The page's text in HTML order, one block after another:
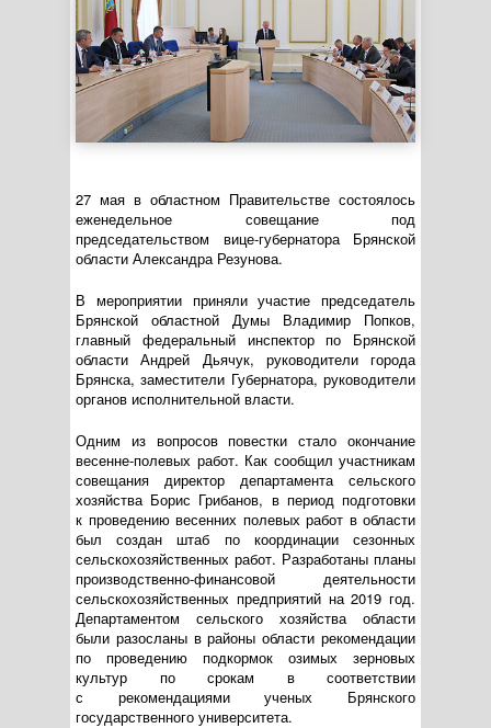
27 мая в областном Правительстве состоялось
еженедельное совещание под
председательством вице-губернатораБрянской
области Александра Резунова.
В мероприятии приняли участие председатель
Брянской областной Думы Владимир Попков,
главный федеральный инспектор по Брянской
области Андрей Дьячук, руководители города
Брянска, заместители Губернатора, руководители
органов исполнительной власти.
Одним из вопросов повестки стало окончание
весенне-полевых работ. Как сообщил участникам
совещания директор департамента сельского
хозяйства Борис Грибанов, в период подготовки
к проведению весенних полевых работ в области
был создан штаб по координации сезонных
сельскохозяйственных работ. Разработаны планы
производственно-финансовой деятельности
сельскохозяйственных предприятий на 2019 год.
Департаментом сельского хозяйства области
были разосланы в районы области рекомендации
по проведению подкормок озимых зерновых
культур по срокам в соответствии
с рекомендациями ученых Брянского
государственного университета.